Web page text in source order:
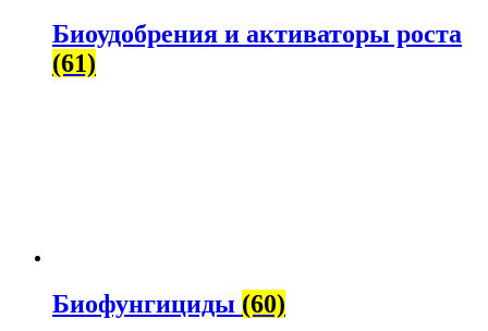
Биоудобрения и активаторы роста
(61)
Биофунгициды (60)